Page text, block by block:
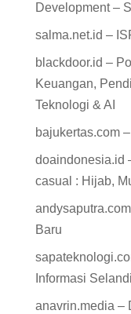
Development –
salma.net.id –
blackdoor.id –
Keuangan,
Teknologi & AI
bajukertas.com
doaindonesia.id
casual : Hijab,
Baru
Informasi
anavrin.media –